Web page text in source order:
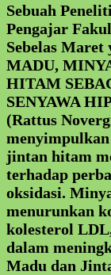
Sebuah
Pengajar
Sebelas
MADU,
HITAM
SENYAWA
(Rattus
jintan hitam
terhadap
oksidasi.
menurunkan
kolesterol
dalam
Madu dan